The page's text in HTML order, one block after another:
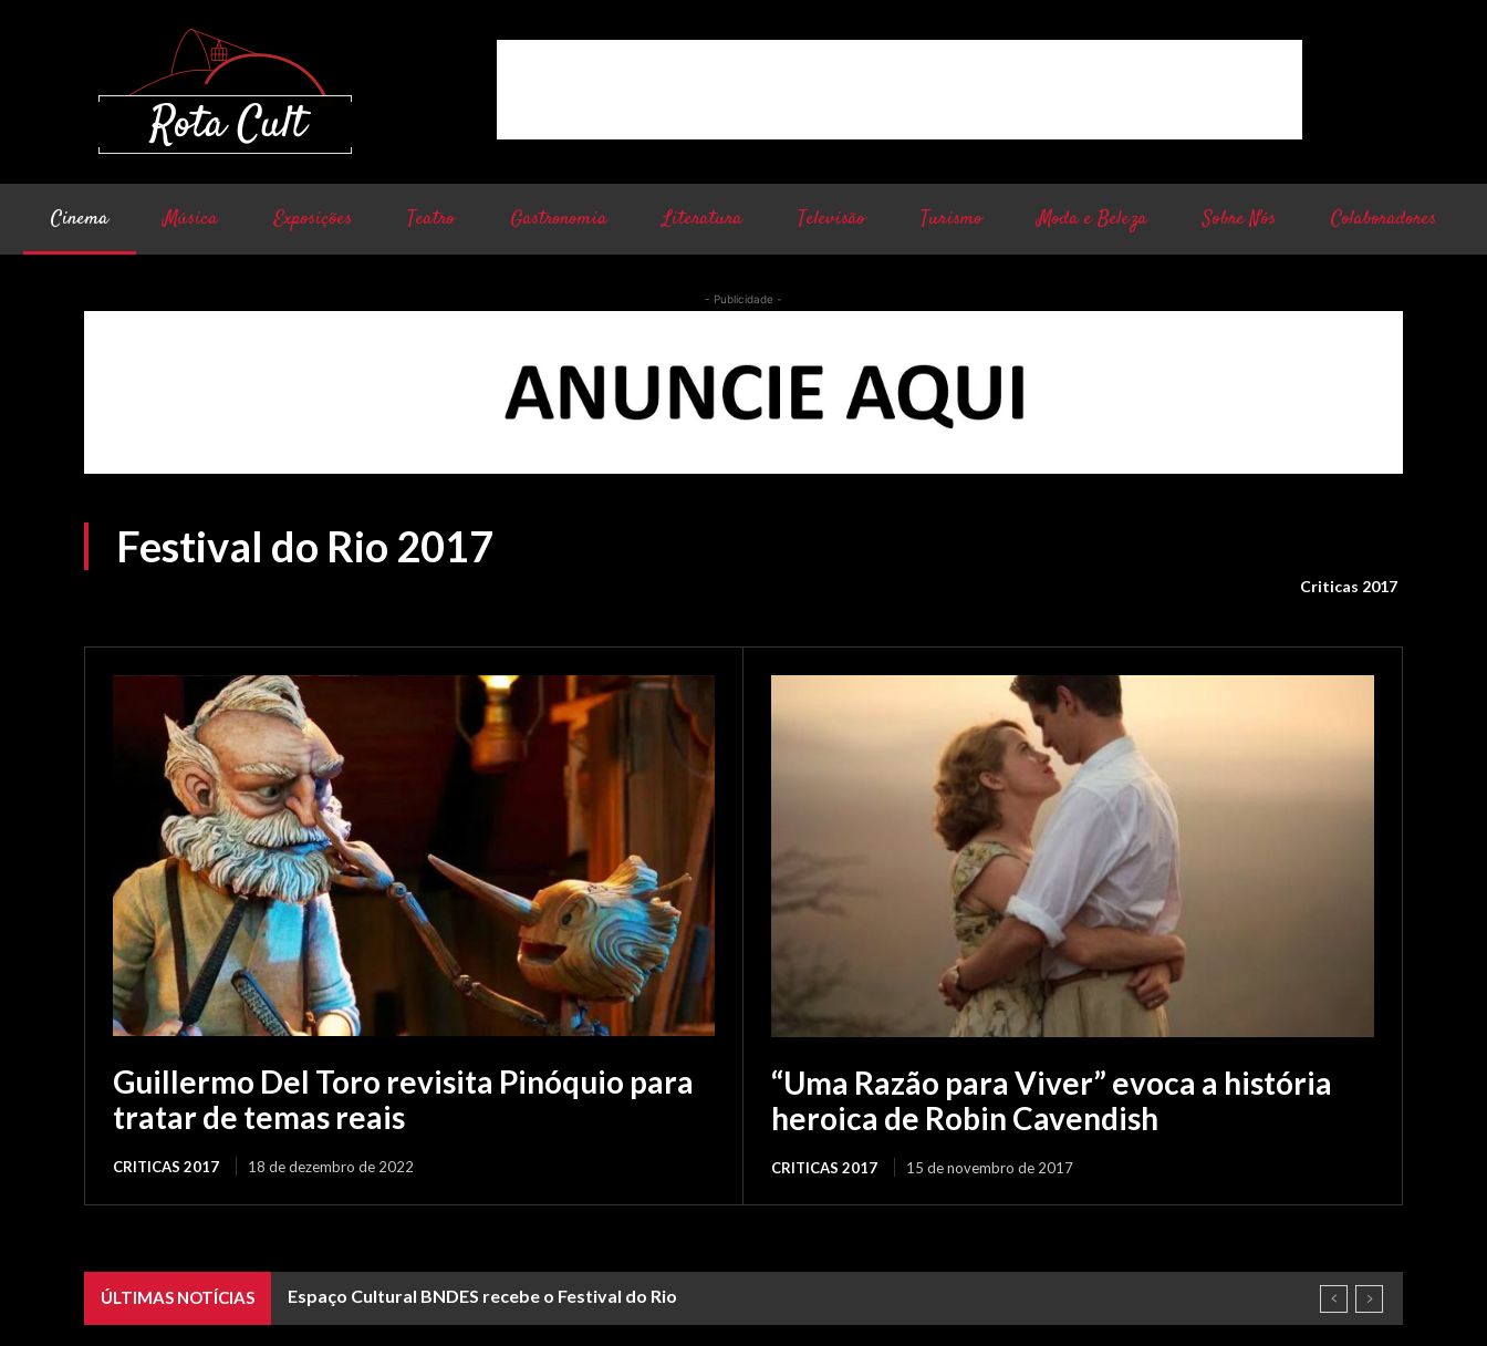
Cinema Música Exposições Teatro Gastronomia Literatura Televisão Turismo Moda e Beleza Sobre Nós Colaboradores
- Publicidade -
Festival do Rio 2017
Criticas 2017
Guillermo Del Toro revisita Pinóquio para
tratar de temas reais
CRITICAS 2017 18 de dezembro de 2022
“Uma Razão para Viver” evoca a história
heroica de Robin Cavendish
CRITICAS 2017 15 de novembro de 2017
ÚLTIMAS NOTÍCIAS Espaço Cultural BNDES recebe o Festival do Rio
Festival do Rio termina com premiação democrática e discursos políticos